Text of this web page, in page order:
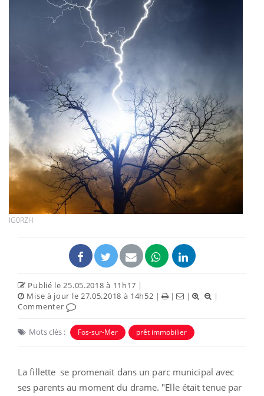
IG0RZH
Publié le 25.05.2018 à 11h17 |
Mise à jour le 27.05.2018 à 14h52 | | |
|
Commenter
Mots clés : Fos-sur-Mer prêt immobilier
La fillette se promenait dans un parc municipal avec
ses parents au moment du drame. "Elle était tenue par